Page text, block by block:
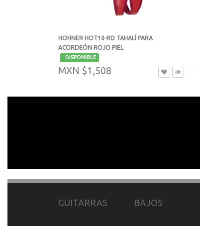
HOHNER HOT10-RD TAHALÍ PARA
ACORDEÓN ROJO PIEL
DISPONIBLE
MXN $1,508
GUITARRAS BAJOS